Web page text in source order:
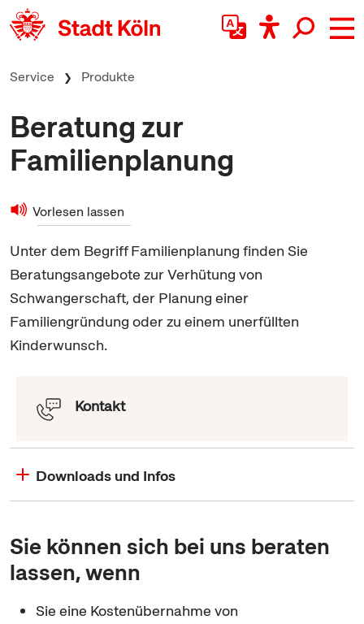
zum Inhalt springen
Service Produkte
Beratung zur
Familienplanung
Vorlesen lassen
Unter dem Begriff Familienplanung finden Sie
Beratungsangebote zur Verhütung von
Schwangerschaft, der Planung einer
Familiengründung oder zu einem unerfüllten
Kinderwunsch.
Kontakt
Downloads und Infos
Sie können sich bei uns beraten
lassen, wenn
Sie eine Kostenübernahme von